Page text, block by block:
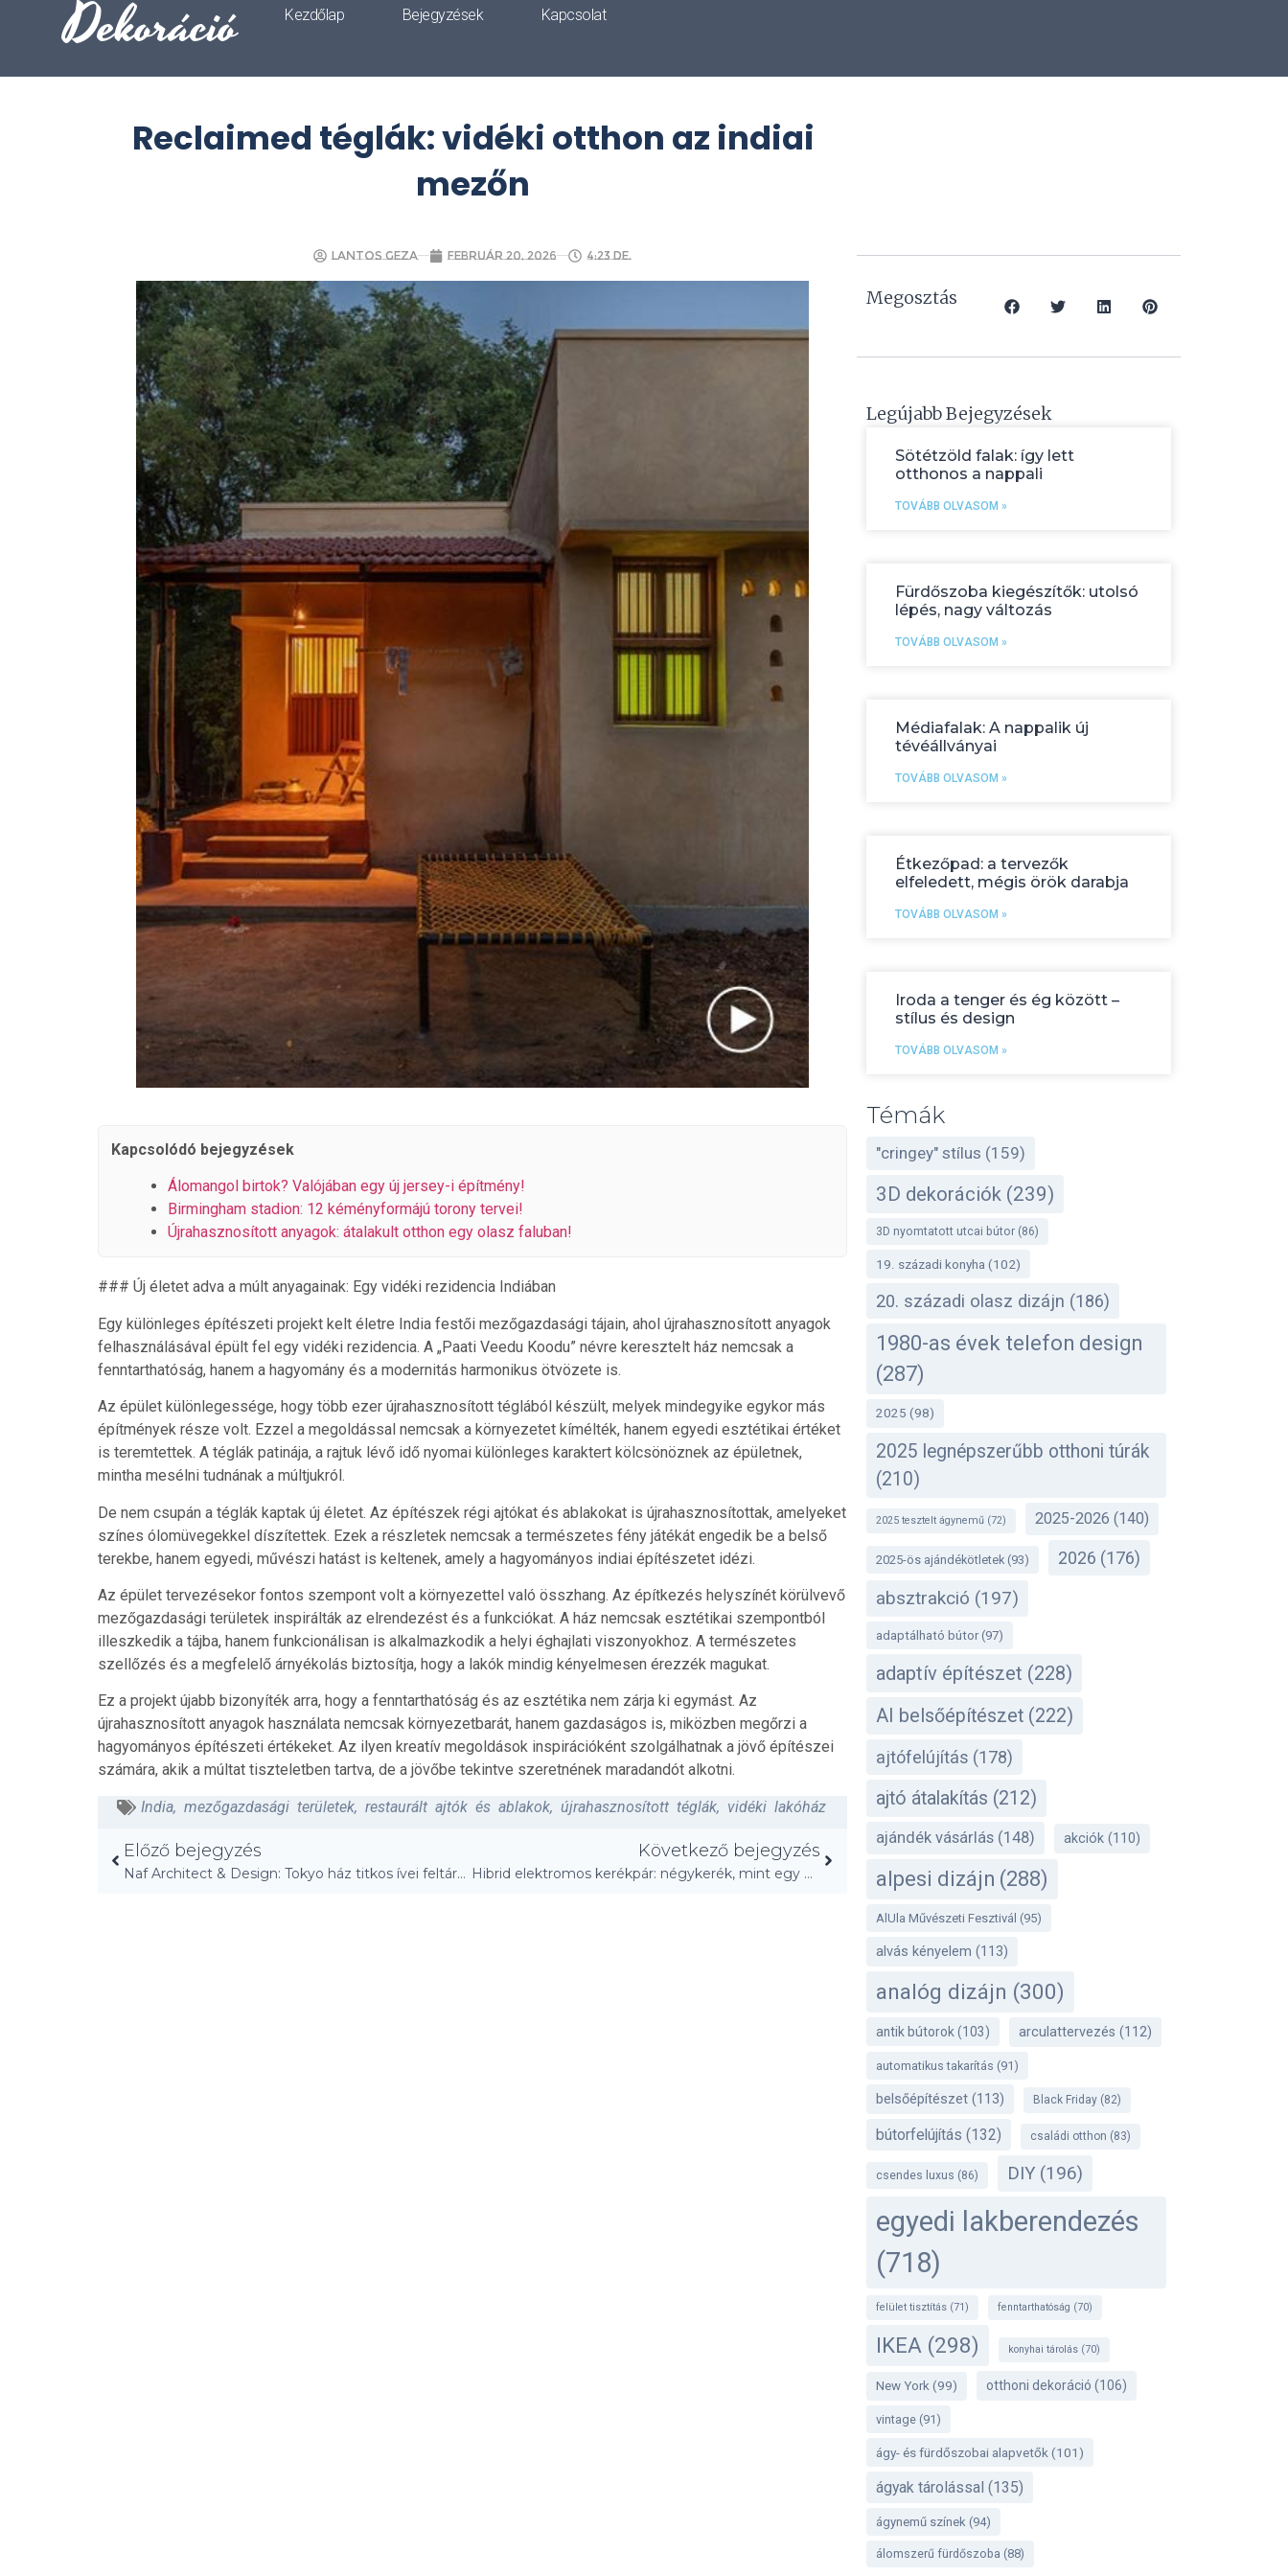
Dekoráció Kezdőlap Bejegyzések Kapcsolat
Reclaimed téglák: vidéki otthon az indiai
mezőn
Lantos Geza február 20, 2026 4:23 de.
Kapcsolódó bejegyzések
Álomangol birtok? Valójában egy új jersey-i építmény!
Birmingham stadion: 12 kéményformájú torony tervei!
Újrahasznosított anyagok: átalakult otthon egy olasz faluban!
### Új életet adva a múlt anyagainak: Egy vidéki rezidencia Indiában
Egy különleges építészeti projekt kelt életre India festői mezőgazdasági tájain, ahol újrahasznosított anyagok
felhasználásával épült fel egy vidéki rezidencia. A „Paati Veedu Koodu” névre keresztelt ház nemcsak a
fenntarthatóság, hanem a hagyomány és a modernitás harmonikus ötvözete is.
Az épület különlegessége, hogy több ezer újrahasznosított téglából készült, melyek mindegyike egykor más
építmények része volt. Ezzel a megoldással nemcsak a környezetet kímélték, hanem egyedi esztétikai értéket
is teremtettek. A téglák patinája, a rajtuk lévő idő nyomai különleges karaktert kölcsönöznek az épületnek,
mintha mesélni tudnának a múltjukról.
De nem csupán a téglák kaptak új életet. Az építészek régi ajtókat és ablakokat is újrahasznosítottak, amelyeket
színes ólomüvegekkel díszítettek. Ezek a részletek nemcsak a természetes fény játékát engedik be a belső
terekbe, hanem egyedi, művészi hatást is keltenek, amely a hagyományos indiai építészetet idézi.
Az épület tervezésekor fontos szempont volt a környezettel való összhang. Az építkezés helyszínét körülvevő
mezőgazdasági területek inspirálták az elrendezést és a funkciókat. A ház nemcsak esztétikai szempontból
illeszkedik a tájba, hanem funkcionálisan is alkalmazkodik a helyi éghajlati viszonyokhoz. A természetes
szellőzés és a megfelelő árnyékolás biztosítja, hogy a lakók mindig kényelmesen érezzék magukat.
Ez a projekt újabb bizonyíték arra, hogy a fenntarthatóság és az esztétika nem zárja ki egymást. Az
újrahasznosított anyagok használata nemcsak környezetbarát, hanem gazdaságos is, miközben megőrzi a
hagyományos építészeti értékeket. Az ilyen kreatív megoldások inspirációként szolgálhatnak a jövő építészei
számára, akik a múltat tiszteletben tartva, de a jövőbe tekintve szeretnének maradandót alkotni.
India, mezőgazdasági területek, restaurált ajtók és ablakok, újrahasznosított téglák, vidéki lakóház
Előző bejegyzés
Naf Architect & Design: Tokyo ház titkos ívei feltárulnak!
Következő bejegyzés
Hibrid elektromos kerékpár: négykerék, mint egy mikrokocsi!
Megosztás
Legújabb Bejegyzések
Sötétzöld falak: így lett
otthonos a nappali
TOVÁBB OLVASOM »
Fürdőszoba kiegészítők: utolsó
lépés, nagy változás
TOVÁBB OLVASOM »
Médiafalak: A nappalik új
tévéállványai
TOVÁBB OLVASOM »
Étkezőpad: a tervezők
elfeledett, mégis örök darabja
TOVÁBB OLVASOM »
Iroda a tenger és ég között –
stílus és design
TOVÁBB OLVASOM »
Témák
"cringey" stílus (159)
3D dekorációk(239)
3D nyomtatott utcai bútor(86)
19. századi konyha (102)
20. századi olasz dizájn (186)
1980-as évek telefon design
(287)
2025 (98)
2025 legnépszerűbb otthoni túrák
(210)
2025 tesztelt ágynemű(72) 2025-2026 (140)
2025-ös ajándékötletek(93) 2026 (176)
absztrakció (197)
adaptálható bútor(97)
adaptív építészet (228)
AI belsőépítészet(222)
ajtófelújítás (178)
ajtó átalakítás (212)
ajándék vásárlás(148) akciók(110)
alpesi dizájn (288)
AlUla Művészeti Fesztivál (95)
alvás kényelem (113)
analóg dizájn (300)
antik bútorok (103) arculattervezés (112)
automatikus takarítás (91)
belsőépítészet(113) Black Friday(82)
bútorfelújítás (132) családi otthon (83)
csendes luxus (86) DIY(196)
egyedi lakberendezés
(718)
felület tisztítás(71) fenntarthatóság (70)
IKEA (298) konyhai tárolás(70)
New York(99) otthoni dekoráció (106)
vintage(91)
ágy- és fürdőszobai alapvetők (101)
ágyak tárolással (135)
ágynemű színek(94)
álomszerű fürdőszoba (88)